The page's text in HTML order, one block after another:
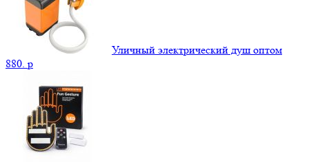
Уличный электрический душ оптом
880. p